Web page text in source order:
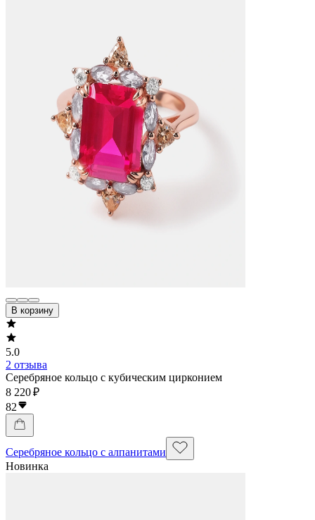
В корзину
5.0
2 отзыва
Серебряное кольцо с кубическим цирконием
8 220 ₽
82
Серебряное кольцо с алпанитами
Новинка